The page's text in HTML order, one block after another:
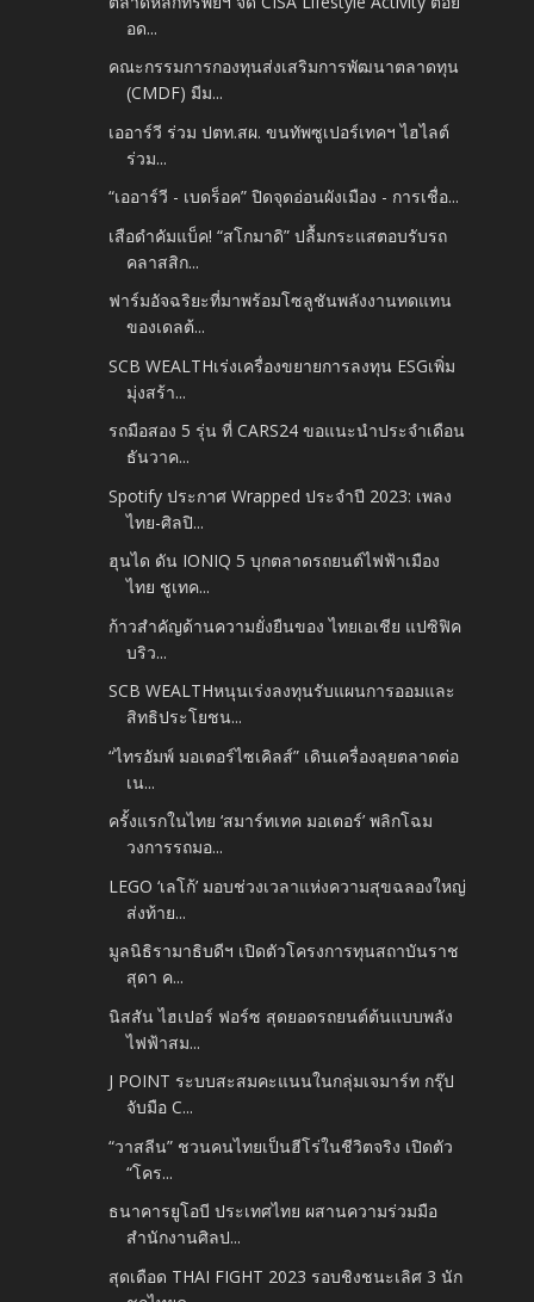
อด...
คณะกรรมการกองทุนส่งเสริมการพัฒนาตลาดทุน
(CMDF) มีม...
เออาร์วี ร่วม ปตท.สผ. ขนทัพซูเปอร์เทคฯ ไฮไลต์
ร่วม...
“เออาร์วี - เบดร็อค” ปิดจุดอ่อนผังเมือง - การเชื่อ...
เสือดำคัมแบ็ค! “สโกมาดิ” ปลื้มกระแสตอบรับรถ
คลาสสิก...
ฟาร์มอัจฉริยะที่มาพร้อมโซลูชันพลังงานทดแทน
ของเดลต้...
SCB WEALTHเร่งเครื่องขยายการลงทุน ESGเพิ่ม
มุ่งสร้า...
รถมือสอง 5 รุ่น ที่ CARS24 ขอแนะนำประจำเดือน
ธันวาค...
Spotify ประกาศ Wrapped ประจำปี 2023: เพลง
ไทย-ศิลปิ...
ฮุนได ดัน IONIQ 5 บุกตลาดรถยนต์ไฟฟ้าเมือง
ไทย ชูเทค...
ก้าวสำคัญด้านความยั่งยืนของ ไทยเอเชีย แปซิฟิค
บริว...
SCB WEALTHหนุนเร่งลงทุนรับแผนการออมและ
สิทธิประโยชน...
“ไทรอัมพ์ มอเตอร์ไซเคิลส์” เดินเครื่องลุยตลาดต่อ
เน...
ครั้งแรกในไทย ‘สมาร์ทเทค มอเตอร์’ พลิกโฉม
วงการรถมอ...
LEGO ‘เลโก้’ มอบช่วงเวลาแห่งความสุขฉลองใหญ่
ส่งท้าย...
มูลนิธิรามาธิบดีฯ เปิดตัวโครงการทุนสถาบันราช
สุดา ค...
นิสสัน ไฮเปอร์ ฟอร์ซ สุดยอดรถยนต์ต้นแบบพลัง
ไฟฟ้าสม...
J POINT ระบบสะสมคะแนนในกลุ่มเจมาร์ท กรุ๊ป
จับมือ C...
“วาสลีน” ชวนคนไทยเป็นฮีโร่ในชีวิตจริง เปิดตัว
“โคร...
ธนาคารยูโอบี ประเทศไทย ผสานความร่วมมือ
สำนักงานศิลป...
สุดเดือด THAI FIGHT 2023 รอบชิงชนะเลิศ 3 นัก